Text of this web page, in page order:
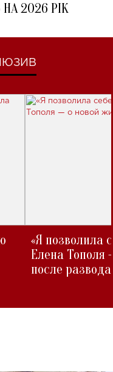
2026 РІК
«Я позволила
Елена Тополя
после развода